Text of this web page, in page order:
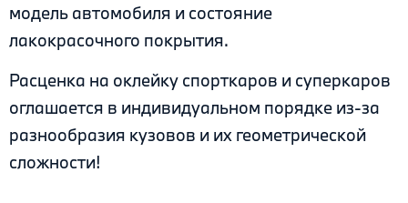
модель автомобиля и состояние
лакокрасочного покрытия.
Расценка на оклейку спорткаров и суперкаров
оглашается в индивидуальном порядке из-за
разнообразия кузовов и их геометрической
сложности!